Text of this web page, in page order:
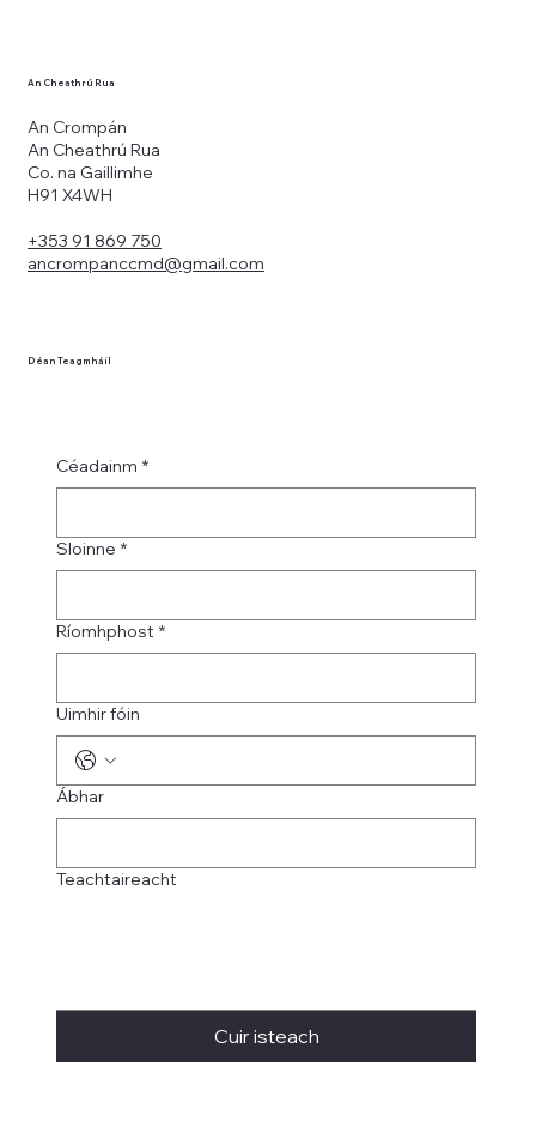
An Crompán
An Cheathrú Rua
Co. na Gaillimhe
H91 X4WH
+353 91 869 750
ancrompanccmd@gmail.com
An Cheathrú Rua
Déan Teagmháil
Céadainm *
Sloinne *
Ríomhphost *
Uimhir fóin
Ábhar
Teachtaireacht
Cuir isteach